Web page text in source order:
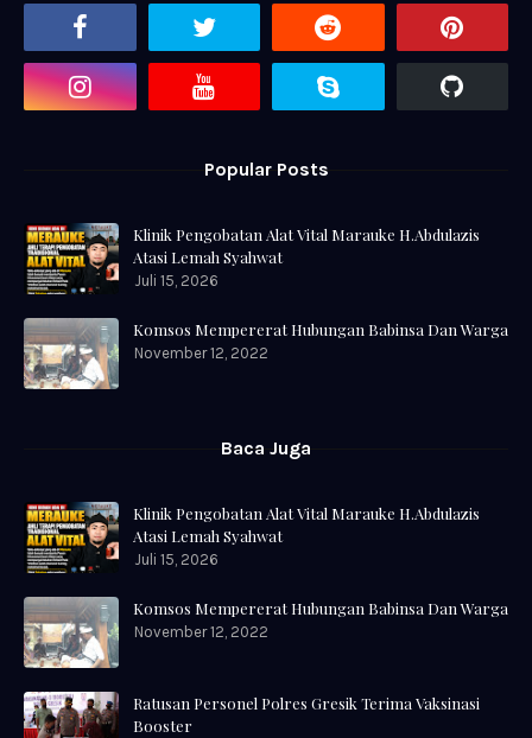
Popular Posts
Klinik Pengobatan Alat Vital Marauke H.Abdulazis
Atasi Lemah Syahwat
Juli 15, 2026
Komsos Mempererat Hubungan Babinsa Dan Warga
November 12, 2022
Baca Juga
Klinik Pengobatan Alat Vital Marauke H.Abdulazis
Atasi Lemah Syahwat
Juli 15, 2026
Komsos Mempererat Hubungan Babinsa Dan Warga
November 12, 2022
Ratusan Personel Polres Gresik Terima Vaksinasi
Booster